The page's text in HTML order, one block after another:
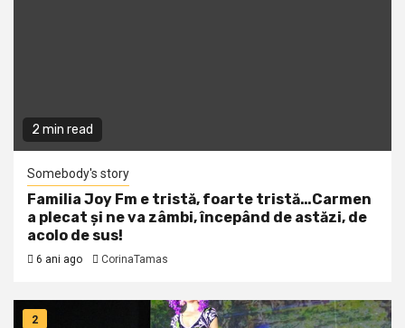
2 min read
Somebody's story
Familia Joy Fm e tristă, foarte tristă…Carmen
a plecat și ne va zâmbi, începând de astăzi, de
acolo de sus!
6 ani ago CorinaTamas
2